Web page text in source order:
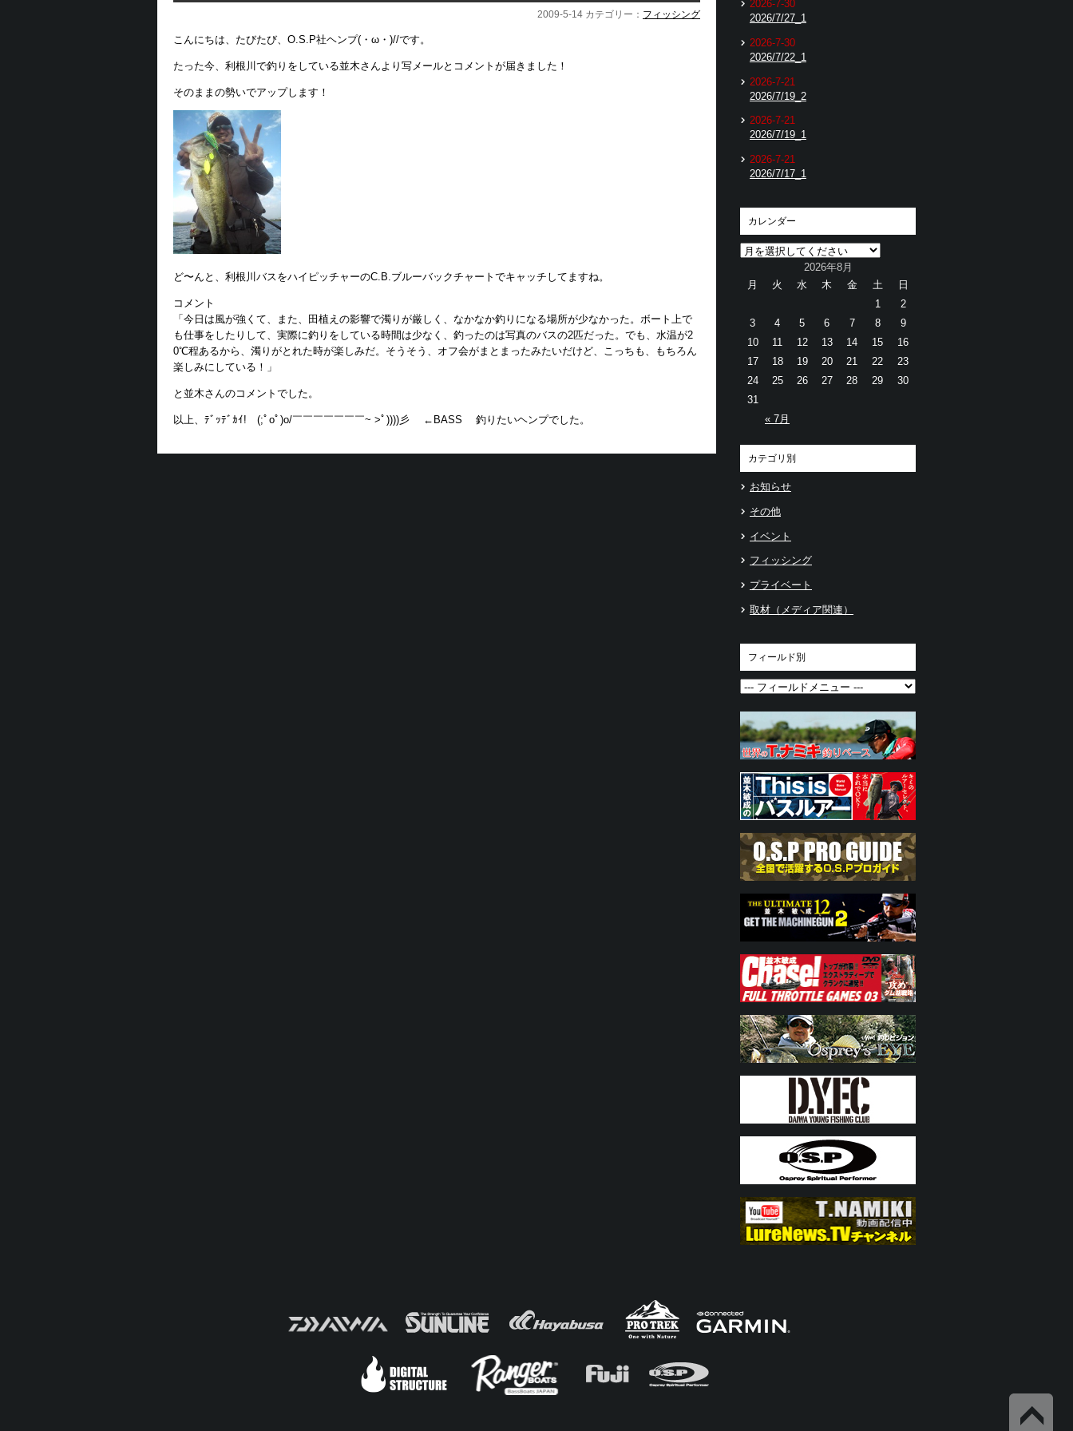
2009-5-14 カテゴリー： フィッシング
こんにちは、たびたび、O.S.P社ヘンプ(・ω・)//です。
たった今、利根川で釣りをしている並木さんより写メールとコメントが届きました！
そのままの勢いでアップします！
ど〜んと、利根川バスをハイピッチャーのC.B.ブルーバックチャートでキャッチしてますね。
コメント
「今日は風が強くて、また、田植えの影響で濁りが厳しく、なかなか釣りになる場所が少なかった。ボート上で
も仕事をしたりして、実際に釣りをしている時間は少なく、釣ったのは写真のバスの2匹だった。でも、水温が2
0℃程あるから、濁りがとれた時が楽しみだ。そうそう、オフ会がまとまったみたいだけど、こっちも、もちろん
楽しみにしている！」
と並木さんのコメントでした。
以上、ﾃﾞｯﾃﾞｶｲ! (;ﾟoﾟ)o/￣￣￣￣￣￣￣~ >ﾟ))))彡 ←BASS 釣りたいヘンプでした。
2026-7-30
2026/7/27_1
2026-7-30
2026/7/22_1
2026-7-21
2026/7/19_2
2026-7-21
2026/7/19_1
2026-7-21
2026/7/17_1
カレンダー
2026年8月
月
火 水 木 金 土 日
« 7月
1
2
3
4 5 6 7 8
9
10
11 12 13 14 15
16
17
18 19 20 21 22
23
24
25 26 27 28 29
30
31
カテゴリ別
お知らせ
その他
イベント
フィッシング
プライベート
取材（メディア関連）
フィールド別